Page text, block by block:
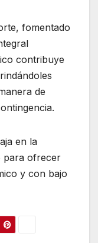
fomentado
contribuye
de
en la
para ofrecer
y con bajo